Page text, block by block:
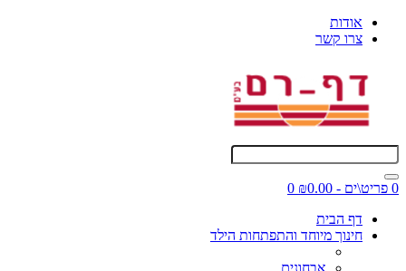
אודות
צרו קשר
0 פריט\ים - ₪0.00
0
דף הבית
חינוך מיוחד והתפתחות הילד
אבחונים